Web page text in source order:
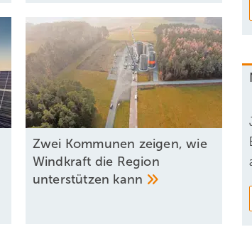
Zwei Kommunen zeigen, wie
Windkraft die Region
unterstützen kann